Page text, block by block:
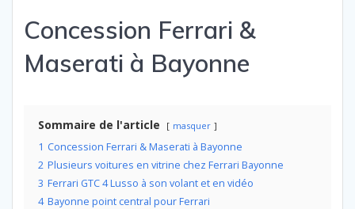
Concession Ferrari &
Maserati à Bayonne
Sommaire de l'article masquer
1 Concession Ferrari & Maserati à Bayonne
2 Plusieurs voitures en vitrine chez Ferrari Bayonne
3 Ferrari GTC 4 Lusso à son volant et en vidéo
4 Bayonne point central pour Ferrari